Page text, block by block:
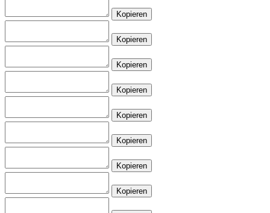
Kopieren
Kopieren
Kopieren
Kopieren
Kopieren
Kopieren
Kopieren
Kopieren